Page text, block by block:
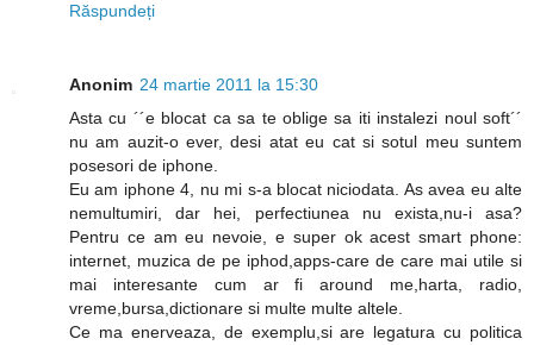
Răspundeți
Anonim 24 martie 2011 la 15:30
Asta cu ´´e blocat ca sa te oblige sa iti instalezi noul soft´´
nu am auzit-o ever, desi atat eu cat si sotul meu suntem
posesori de iphone.
Eu am iphone 4, nu mi s-a blocat niciodata. As avea eu alte
nemultumiri, dar hei, perfectiunea nu exista,nu-i asa?
Pentru ce am eu nevoie, e super ok acest smart phone:
internet, muzica de pe iphod,apps-care de care mai utile si
mai interesante cum ar fi around me,harta, radio,
vreme,bursa,dictionare si multe multe altele.
Ce ma enerveaza, de exemplu,si are legatura cu politica